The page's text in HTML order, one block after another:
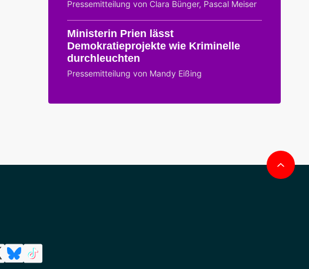
Pressemitteilung von Clara Bünger, Pascal Meiser
Ministerin Prien lässt
Demokratieprojekte wie Kriminelle
durchleuchten
Pressemitteilung von Mandy Eißing